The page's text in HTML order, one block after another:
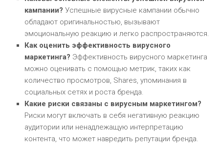
кампании? Успешные вирусные кампании обычно
обладают оригинальностью, вызывают
эмоциональную реакцию и легко распространяются.
Как оценить эффективность вирусного
маркетинга? Эффективность вирусного маркетинга
можно оценивать с помощью метрик, таких как
количество просмотров, Shares, упоминания в
социальных сетях и роста бренда.
Какие риски связаны с вирусным маркетингом?
Риски могут включать в себя негативную реакцию
аудитории или ненадлежащую интерпретацию
контента, что может навредить репутации бренда.